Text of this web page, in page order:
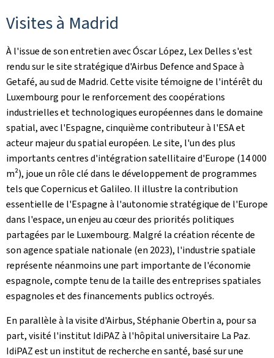
Visites à Madrid
À l'issue de son entretien avec Óscar López, Lex Delles s'est
rendu sur le site stratégique d'Airbus Defence and Space à
Getafé, au sud de Madrid. Cette visite témoigne de l'intérêt du
Luxembourg pour le renforcement des coopérations
industrielles et technologiques européennes dans le domaine
spatial, avec l'Espagne, cinquième contributeur à l'ESA et
acteur majeur du spatial européen. Le site, l'un des plus
importants centres d'intégration satellitaire d'Europe (14 000
m²), joue un rôle clé dans le développement de programmes
tels que Copernicus et Galileo. Il illustre la contribution
essentielle de l'Espagne à l'autonomie stratégique de l'Europe
dans l'espace, un enjeu au cœur des priorités politiques
partagées par le Luxembourg. Malgré la création récente de
son agence spatiale nationale (en 2023), l'industrie spatiale
représente néanmoins une part importante de l'économie
espagnole, compte tenu de la taille des entreprises spatiales
espagnoles et des financements publics octroyés.
En parallèle à la visite d'Airbus, Stéphanie Obertin a, pour sa
part, visité l'institut IdiPAZ à l'hôpital universitaire La Paz.
IdiPAZ est un institut de recherche en santé, basé sur une